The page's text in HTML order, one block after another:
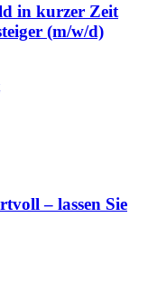
in kurzer Zeit
(m/w/d)
– lassen Sie